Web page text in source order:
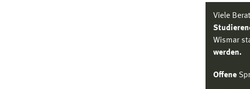
Viele
Wismar
werden.
Offene